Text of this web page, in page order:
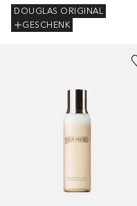
DOUGLAS ORIGINAL
GESCHENK